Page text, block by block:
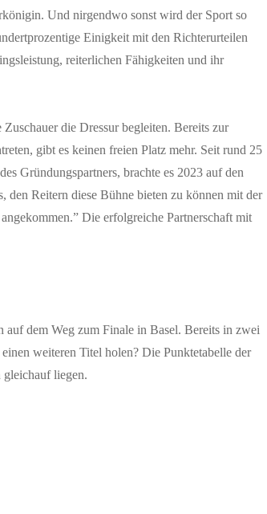
Und nirgendwo sonst wird der Sport so
Einigkeit mit den Richterurteilen
reiterlichen Fähigkeiten und ihr
die Dressur begleiten. Bereits zur
gibt es keinen freien Platz mehr. Seit rund 25
Gründungspartners, brachte es 2023 auf den
den Reitern diese Bühne bieten zu können mit der
Die erfolgreiche Partnerschaft mit
dem Weg zum Finale in Basel. Bereits in zwei
weiteren Titel holen? Die Punktetabelle der
liegen.